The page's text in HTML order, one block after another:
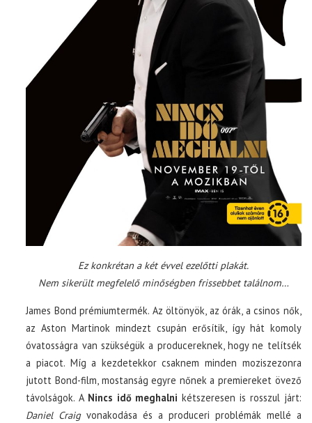
Ez konkrétan a két évvel ezelőtti plakát.
Nem sikerült megfelelő minőségben frissebbet találnom…
James Bond prémiumtermék. Az öltönyök, az órák, a csinos nők,
az Aston Martinok mindezt csupán erősítik, így hát komoly
óvatosságra van szükségük a producereknek, hogy ne telítsék
a piacot. Míg a kezdetekkor csaknem minden moziszezonra
jutott Bond-film, mostanság egyre nőnek a premiereket övező
távolságok. A Nincs idő meghalni kétszeresen is rosszul járt:
Daniel Craigvonakodása és a produceri problémák mellé a